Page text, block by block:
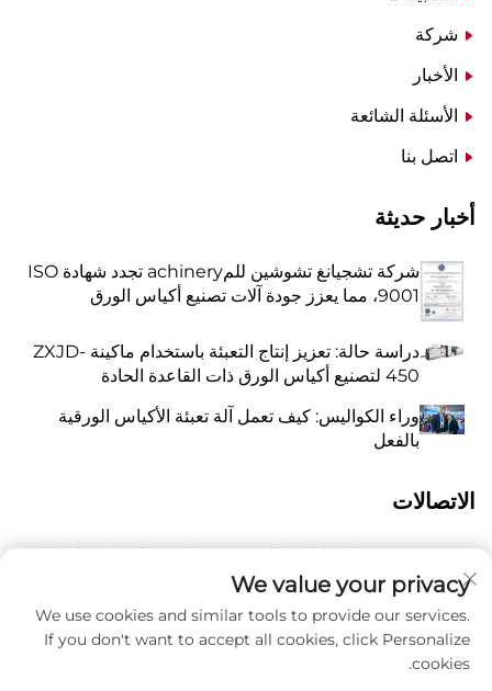
شركة
الأخبار
الأسئلة الشائعة
اتصل بنا
أخبار حديثة
شركة تشجيانغ تشوشين للمachinery تجدد شهادة ISO
9001، مما يعزز جودة آلات تصنيع أكياس الورق
دراسة حالة: تعزيز إنتاج التعبئة باستخدام ماكينة ZXJD-
450 لتصنيع أكياس الورق ذات القاعدة الحادة
وراء الكواليس: كيف تعمل آلة تعبئة الأكياس الورقية
بالفعل
الاتصالات
رقم 118 شارع ليانغيو الشرقية، تشانغتشياو، بلدة وانكوان،
بينغيانغ، مدينة ونتشو، مقاطعة تشيجيانغ، الصين 325409
فوسفور 8615988795434
We value your privacy
We use cookies and similar tools to provide our services.
If you don't want to accept all cookies, click Personalize
cookies.